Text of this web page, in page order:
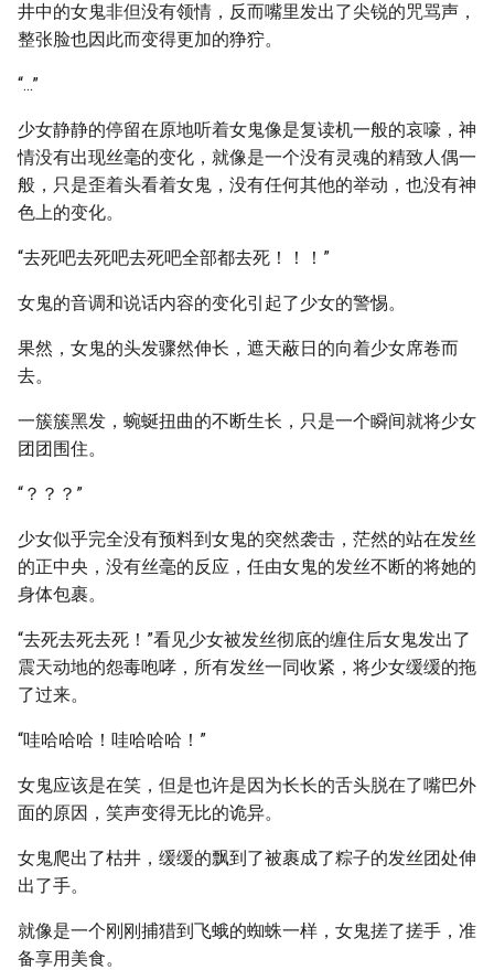
井中的女鬼非但没有领情，反而嘴里发出了尖锐的咒骂声，
整张脸也因此而变得更加的狰狞。
“...”
少女静静的停留在原地听着女鬼像是复读机一般的哀嚎，神
情没有出现丝毫的变化，就像是一个没有灵魂的精致人偶一
般，只是歪着头看着女鬼，没有任何其他的举动，也没有神
色上的变化。
“去死吧去死吧去死吧全部都去死！！！”
女鬼的音调和说话内容的变化引起了少女的警惕。
果然，女鬼的头发骤然伸长，遮天蔽日的向着少女席卷而
去。
一簇簇黑发，蜿蜒扭曲的不断生长，只是一个瞬间就将少女
团团围住。
“？？？”
少女似乎完全没有预料到女鬼的突然袭击，茫然的站在发丝
的正中央，没有丝毫的反应，任由女鬼的发丝不断的将她的
身体包裹。
“去死去死去死！”看见少女被发丝彻底的缠住后女鬼发出了
震天动地的怨毒咆哮，所有发丝一同收紧，将少女缓缓的拖
了过来。
“哇哈哈哈！哇哈哈哈！”
女鬼应该是在笑，但是也许是因为长长的舌头脱在了嘴巴外
面的原因，笑声变得无比的诡异。
女鬼爬出了枯井，缓缓的飘到了被裹成了粽子的发丝团处伸
出了手。
就像是一个刚刚捕猎到飞蛾的蜘蛛一样，女鬼搓了搓手，准
备享用美食。